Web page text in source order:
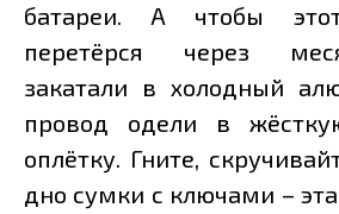
батареи. А чтобы
перетёрся через
закатали в холодный
провод одели в
оплётку. Гните,
дно сумки с ключами –